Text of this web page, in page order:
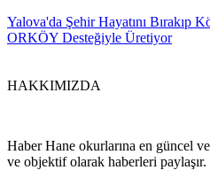
Yalova'da Şehir Hayatını Bırakıp
ORKÖY Desteğiyle Üretiyor
HAKKIMIZDA
Haber Hane okurlarına en güncel
ve objektif olarak haberleri paylaşır.